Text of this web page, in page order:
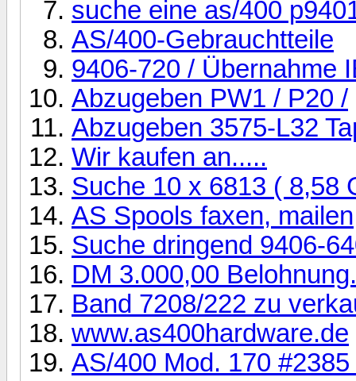
suche eine as/400
AS/400-Gebrauchtteile
9406-720 / Übernahme
Abzugeben PW1 / P20 /
Abzugeben 3575-L32
Wir kaufen an.....
Suche 10 x 6813 ( 8,58
AS Spools faxen,
Suche dringend 9406-
DM 3.000,00
Band 7208/222 zu
www.as400hardware.de
AS/400 Mod. 170